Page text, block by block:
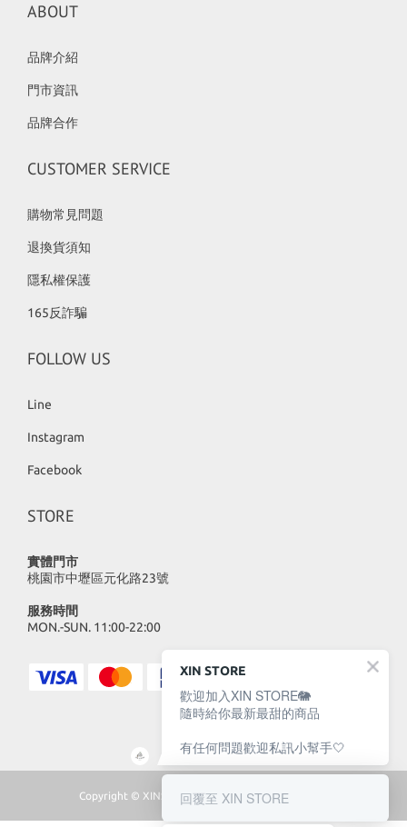
ABOUT
品牌介紹
門市資訊
品牌合作
CUSTOMER SERVICE
購物常見問題
退換貨須知
隱私權保護
165反詐騙
FOLLOW US
Line
Instagram
Facebook
STORE
實體門市
桃園市中壢區元化路23號
服務時間
MON.-SUN. 11:00-22:00
Copyright © XINSTORE 2023 | All Rights Reserved
XIN STORE
歡迎加入XIN STORE🐘
隨時給你最新最甜的商品
有任何問題歡迎私訊小幫手🤍
回覆至 XIN STORE